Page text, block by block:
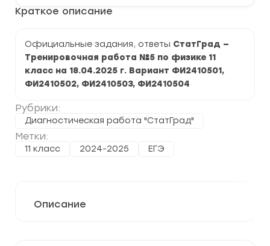
Краткое описание
Официальные задания, ответы СтатГрад —
Тренировочная работа №5 по физике 11
класс на 18.04.2025 г. Вариант ФИ2410501,
ФИ2410502, ФИ2410503, ФИ2410504
Рубрики:
Диагностическая работа "СтатГрад"
Метки:
11 класс 2024-2025 ЕГЭ
физике
(ФИ2410501-
04)
задания
и
ответы
Описание